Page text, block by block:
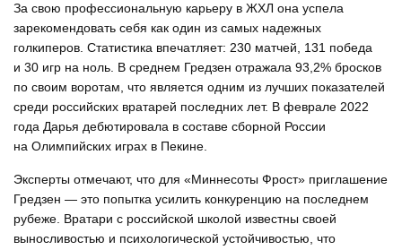
За свою профессиональную карьеру в ЖХЛ она успела
зарекомендовать себя как один из самых надежных
голкиперов. Статистика впечатляет: 230 матчей, 131 победа
и 30 игр на ноль. В среднем Гредзен отражала 93,2% бросков
по своим воротам, что является одним из лучших показателей
среди российских вратарей последних лет. В феврале 2022
года Дарья дебютировала в составе сборной России
на Олимпийских играх в Пекине.
Эксперты отмечают, что для «Миннесоты Фрост» приглашение
Гредзен — это попытка усилить конкуренцию на последнем
рубеже. Вратари с российской школой известны своей
выносливостью и психологической устойчивостью, что